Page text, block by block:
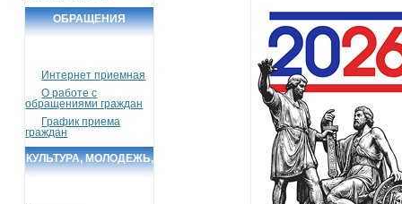
ОБРАЩЕНИЯ
Интернет приемная
О работе с
обращениями граждан
График приема
граждан
КУЛЬТУРА, МОЛОДЕЖЬ,